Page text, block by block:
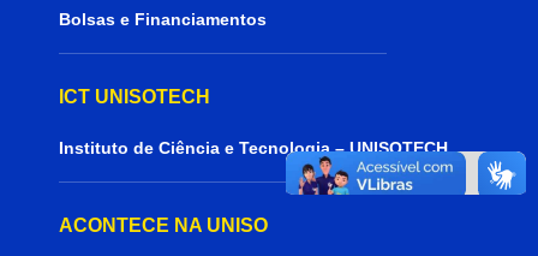
Bolsas e Financiamentos
ICT UNISOTECH
Instituto de Ciência e Tecnologia – UNISOTECH
ACONTECE NA UNISO